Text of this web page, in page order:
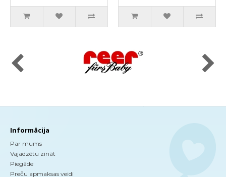
Informācija
Par mums
Vajadzētu zināt
Piegāde
Preču apmaksas veidi